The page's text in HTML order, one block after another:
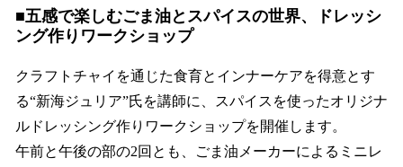
■五感で楽しむごま油とスパイスの世界、ドレッシ
ング作りワークショップ
クラフトチャイを通じた食育とインナーケアを得意とす
る“新海ジュリア”氏を講師に、スパイスを使ったオリジナ
ルドレッシング作りワークショップを開催します。
午前と午後の部の2回とも、ごま油メーカーによるミニレ